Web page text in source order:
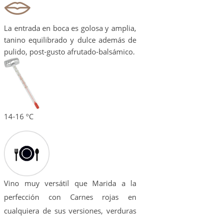
La entrada en boca es golosa y amplia,
tanino equilibrado y dulce además de
pulido, post-gusto afrutado-balsámico.
14-16 ºC
Vino muy versátil que Marida a la
perfección con Carnes rojas en
cualquiera de sus versiones, verduras